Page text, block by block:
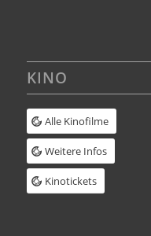
KINO
Alle Kinofilme
Weitere Infos
Kinotickets